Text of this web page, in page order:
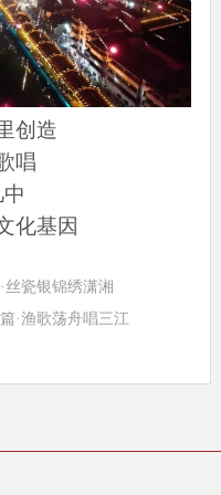
创造
唱
化基因
丝瓷银锦绣潇湘
·渔歌荡舟唱三江